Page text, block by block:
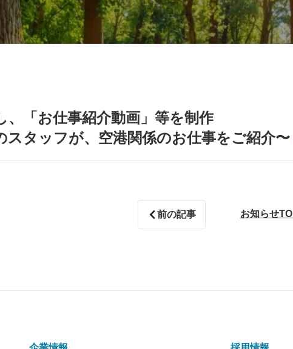
、「お仕事紹介動画」等を制作
スタッフが、空港関係のお仕事をご紹介〜
前の記事 お知らせ